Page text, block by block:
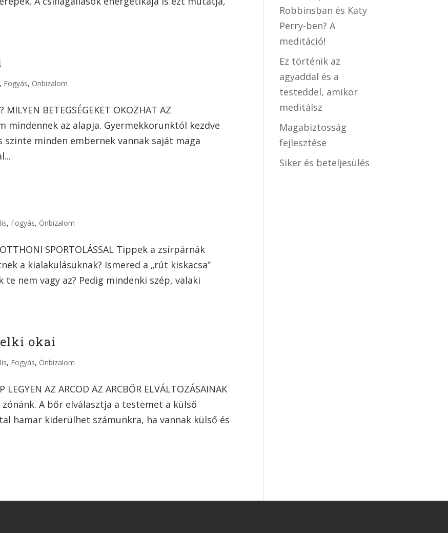
, Fogyás, Önbizalom
MILYEN BETEGSÉGEKET OKOZHAT AZ
mindennek az alapja. Gyermekkorunktól kezdve
minden embernek vannak saját maga
, Fogyás, Önbizalom
SPORTOLÁSSAL Tippek a zsírpárnák
a kialakulásuknak? Ismered a „rút kiskacsa”
nem vagy az? Pedig mindenki szép, valaki
okai
, Fogyás, Önbizalom
LEGYEN AZ ARCOD AZ ARCBŐR ELVÁLTOZÁSAINAK
zónánk. A bőr elválasztja a testemet a külső
hamar kiderülhet számunkra, ha vannak külső és
Robbinsban és Katy
Perry-ben? A
meditáció!
Ez történik az
agyaddal és a
testeddel, amikor
meditálsz
Magabiztosság
fejlesztése
Siker és beteljesülés